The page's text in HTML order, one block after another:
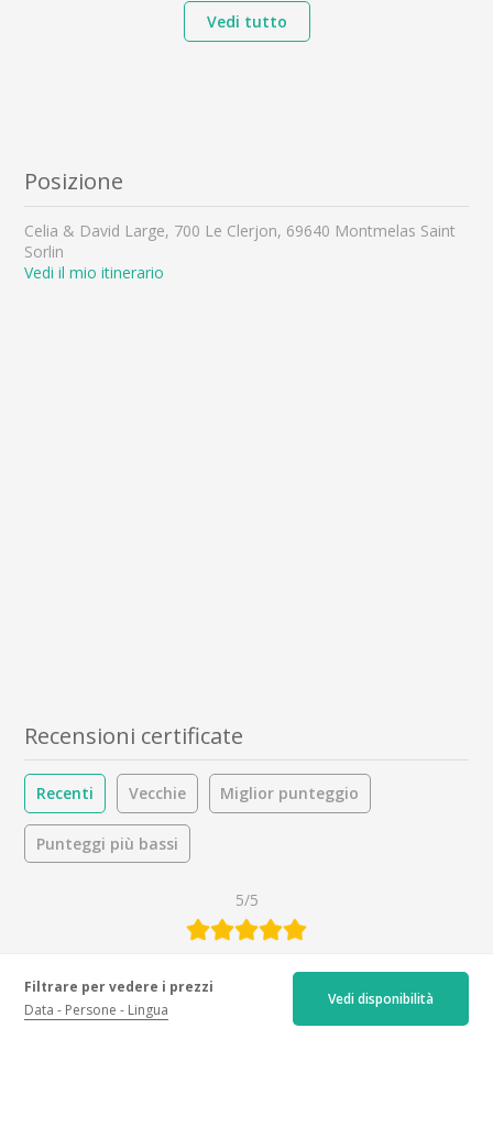
Filtrare per vedere i prezzi
Data Persone Lingua
Vedi disponibilità
Vedi tutto
Posizione
Celia & David Large, 700 Le Clerjon, 69640 Montmelas Saint
Sorlin
Vedi il mio itinerario
Recensioni certificate
Recenti Vecchie Miglior punteggio
Punteggi più bassi
5/5
Ospitalità :
/5
Attività :
5.0 /5